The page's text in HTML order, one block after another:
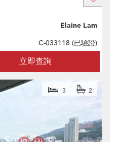
立即查詢
Elaine Lam
C-033118 (已驗證)
3 2